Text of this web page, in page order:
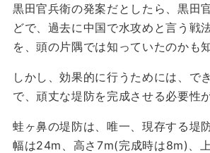
黒田官兵衛の発案だとしたら、黒田
どで、過去に中国で水攻めと言う戦
を、頭の片隅では知っていたのかも
しかし、効果的に行うためには、で
で、頑丈な堤防を完成させる必要性
蛙ヶ鼻の堤防は、唯一、現存する堤
幅は24m、高さ7m(完成時は8m)、